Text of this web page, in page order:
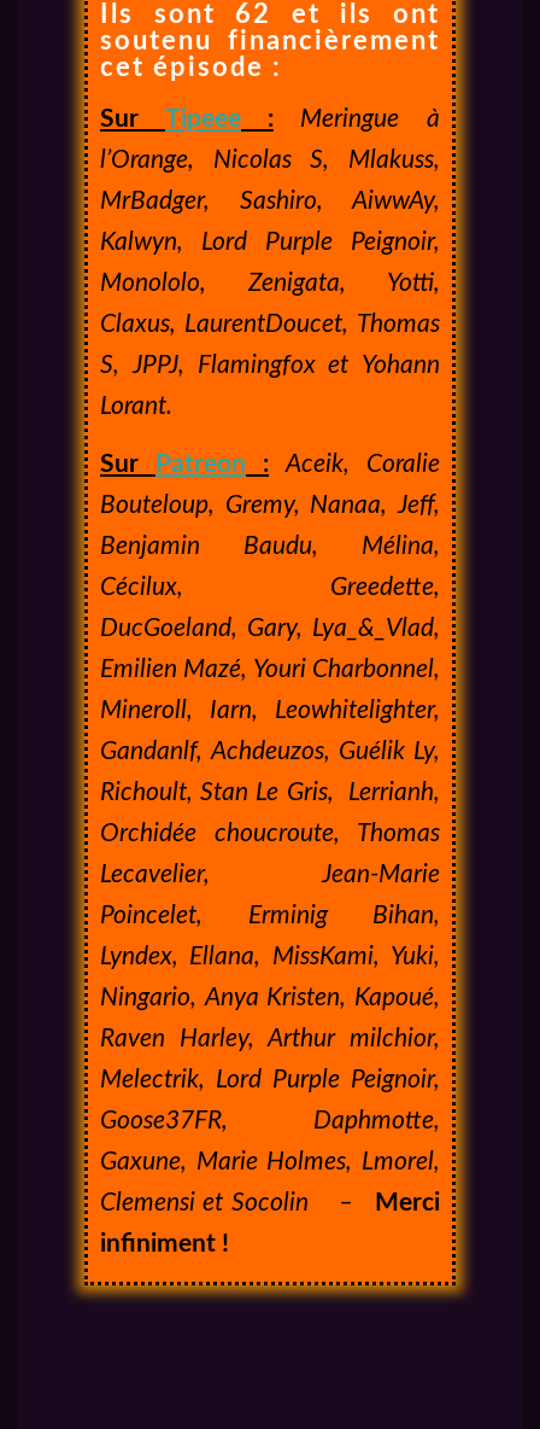
Ils sont 62 et ils ont
soutenu financièrement
cet épisode :
Sur Tipeee :
Meringue à
l’Orange, Nicolas S, Mlakuss,
MrBadger, Sashiro, AiwwAy,
Kalwyn, Lord Purple Peignoir,
Monololo, Zenigata, Yotti,
Claxus, LaurentDoucet, Thomas
S, JPPJ, Flamingfox et Yohann
Lorant.
Sur Patreon :
Aceik, Coralie
Bouteloup, Gremy, Nanaa, Jeff,
Benjamin Baudu, Mélina,
Cécilux, Greedette,
DucGoeland, Gary, Lya_&_Vlad,
Emilien Mazé, Youri Charbonnel,
Mineroll, Iarn, Leowhitelighter,
Gandanlf, Achdeuzos, Guélik Ly,
Richoult, Stan Le Gris, Lerrianh,
Orchidée choucroute, Thomas
Lecavelier, Jean-Marie
Poincelet, Erminig Bihan,
Lyndex, Ellana, MissKami, Yuki,
Ningario, Anya Kristen, Kapoué,
Raven Harley, Arthur milchior,
Melectrik, Lord Purple Peignoir,
Goose37FR, Daphmotte,
Gaxune, Marie Holmes, Lmorel,
Clemensi et Socolin –
Merci
infiniment !